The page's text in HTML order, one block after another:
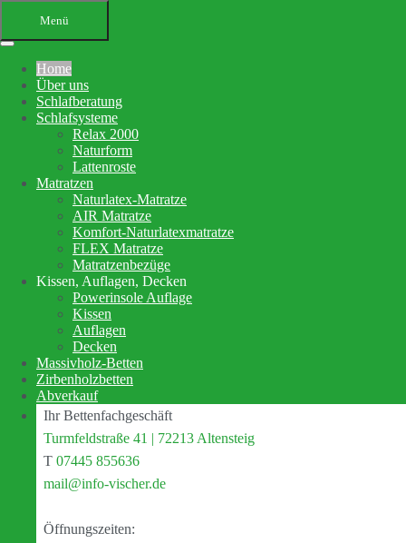
Menü
Home
Über uns
Schlafberatung
Schlafsysteme
Relax 2000
Naturform
Lattenroste
Matratzen
Naturlatex-Matratze
AIR Matratze
Komfort-Naturlatexmatratze
FLEX Matratze
Matratzenbezüge
Kissen, Auflagen, Decken
Powerinsole Auflage
Kissen
Auflagen
Decken
Massivholz-Betten
Zirbenholzbetten
Abverkauf
Ihr Bettenfachgeschäft
Turmfeldstraße 41 | 72213 Altensteig
T 07445 855636
mail@info-vischer.de
Öffnungszeiten:
Ihr Bettenfachgeschäft in
Altensteig
Matratzenberatung
und Betten
Ihre Schlafberatung
Schlafsystem Relax 2000
Matratzen aus reinem Naturlatex